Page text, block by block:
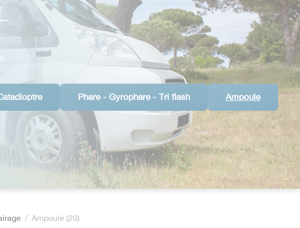
Phare - Gyrophare - Tri flash Ampoule
Ampoule (20)